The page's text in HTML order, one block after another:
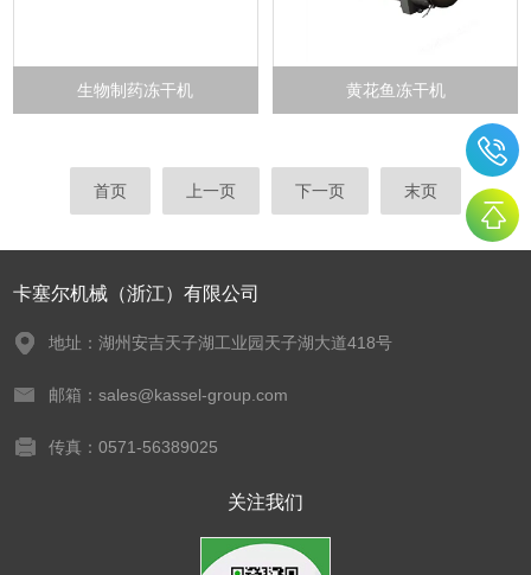
生物制药冻干机 黄花鱼冻干机
首页 上一页 下一页 末页
卡塞尔机械（浙江）有限公司
地址：湖州安吉天子湖工业园天子湖大道418号
邮箱：sales@kassel-group.com
传真：0571-56389025
关注我们